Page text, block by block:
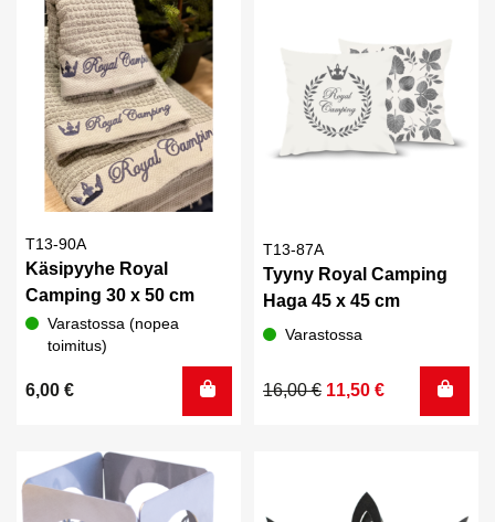
T13-90A
Käsipyyhe Royal
Camping 30 x 50 cm
Varastossa (nopea
toimitus)
6,00 €
T13-87A
Tyyny Royal Camping
Haga 45 x 45 cm
Varastossa
16,00€
Alkuperäinen
11,50 €
Nykyinen